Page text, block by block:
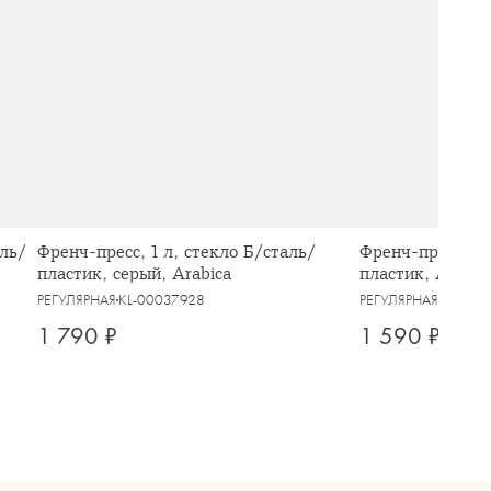
Френч-пресс, 1 л, стекло Б/сталь/
пластик, серый, Arabica
РЕГУЛЯРНАЯ KL-00037928
1 790 ₽
Френч-пресс, 1
пластик,
РЕГУЛЯРНАЯ
1 590 ₽